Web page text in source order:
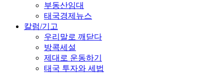
부동산임대
태국경제뉴스
칼럼/기고
우리말로 깨닫다
방콕세설
제대로 운동하기
태국 투자와 세법